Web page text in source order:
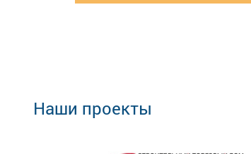
Наши проекты